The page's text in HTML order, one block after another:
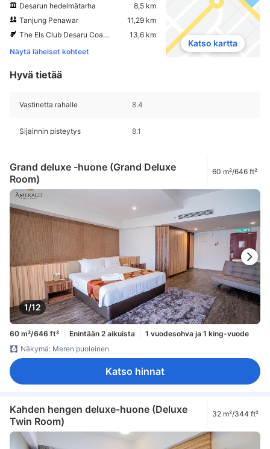
Desarun hedelmätarha
8,5 km
Tanjung Penawar
11,29 km
The Els Club Desaru Coast - Ocean Course
13,6 km
Näytä läheiset kohteet
Katso kartta
Hyvä tietää
Vastinetta rahalle 8.4
Sijainnin pisteytys 8.1
Grand deluxe -huone (Grand Deluxe
Room)
60 m²/646 ft²
1/12
60 m²/646 ft² Enintään 2 aikuista
1 vuodesohva ja 1 king-vuode
Näkymä: Meren puoleinen
Katso hinnat
Kahden hengen deluxe-huone (Deluxe
Twin Room)
32 m²/344 ft²